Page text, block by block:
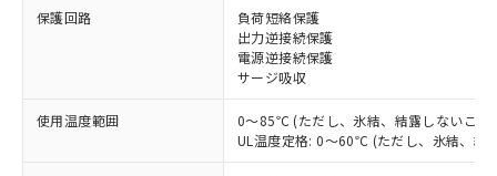
保護回路
負荷短絡保護
出力逆接続保護
電源逆接続保護
サージ吸収
使用温度範囲
0～85℃ (ただし、氷結、結露しないこと)
UL温度定格: 0～60℃ (ただし、氷結、結
ご利用条件
※1 対応状況
対応済み：EU RoHS指令（10物質）の
非含有に対応した製品が提供可能な商品で
対応予定：EU RoHS指令（10物質）の非含
有に対応した製品に切り替える予定のある